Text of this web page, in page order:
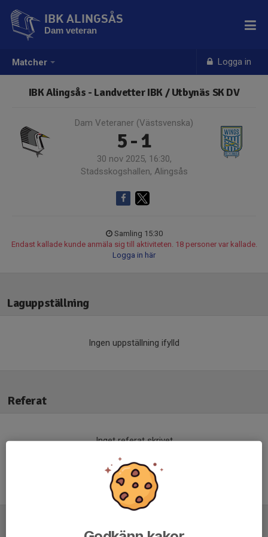
Matcher Logga in
IBK ALINGSÅS
Dam veteran
IBK Alingsås - Landvetter IBK / Utbynäs SK DV
Dam Veteraner (Västsvenska)
5 - 1
30 nov 2025, 16:30,
Stadsskogshallen, Alingsås
Samling 15:30
Endast kallade kunde anmäla sig till aktiviteten. 18 personer var kallade.
Logga in här
Laguppställning
Ingen uppställning ifylld
Referat
Inget referat skrivet